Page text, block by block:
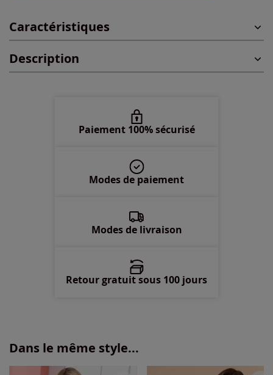
46 -En stock
48 -En stock
Caractéristiques
Description
Paiement 100% sécurisé
Modes de paiement
Modes de livraison
Retour gratuit sous 100 jours
Dans le même style...